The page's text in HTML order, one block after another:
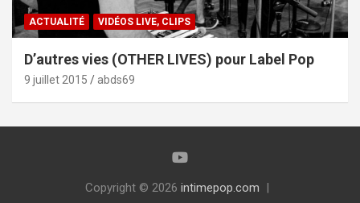
ACTUALITÉ VIDÉOS LIVE, CLIPS
D’autres vies (OTHER LIVES) pour Label Pop
9 juillet 2015 abds69
Copyright © 2026 intimepop.com